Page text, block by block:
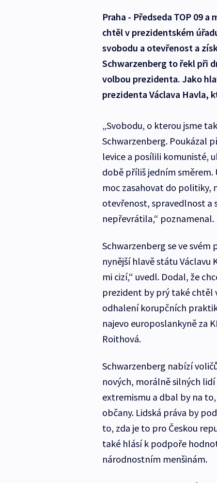
Praha - Předseda TOP 09
chtěl v prezidentském
svobodu a otevřenost a
Schwarzenberg to řekl při
volbou prezidenta. Jako
prezidenta Václava Havla,
„Svobodu, o kterou jsme
Schwarzenberg. Poukázal
levice a posílili komunisté,
době příliš jedním
moc zasahovat do politiky,
otevřenost, spravedlnost a
nepřevrátila,“ poznamenal.
Schwarzenberg se ve
nynější hlavě státu Václavu
mi cizí,“ uvedl. Dodal, že
prezident by prý také chtěl
odhalení korupčních
najevo europoslankyně za
Roithová.
Schwarzenberg nabízí
nových, morálně silných
extremismu a dbal by na
občany. Lidská práva by
to, zda je to pro Českou
také hlásí k podpoře
národnostním menšinám.